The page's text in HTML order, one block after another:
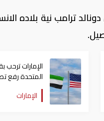
ترامب نية بلاده
الإمارات ترحب
المتحدة رفع
ضوابط التصدير
الإمارات